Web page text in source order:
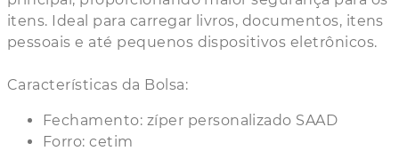
itens. Ideal para carregar livros, documentos, itens
pessoais e até pequenos dispositivos eletrônicos.
Características da Bolsa:
Fechamento: zíper personalizado SAAD
Forro: cetim